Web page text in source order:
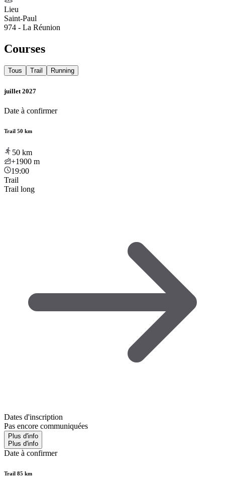
Lieu
Saint-Paul
974 - La Réunion
Courses
Tous Trail Running
juillet 2027
Date à confirmer
Trail 50 km
50 km
+1900 m
19:00
Trail
Trail long
Dates d'inscription
Pas encore communiquées
Plus d'info
Plus d'info
Date à confirmer
Trail 85 km